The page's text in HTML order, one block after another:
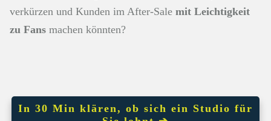
verkürzen und Kunden im After-Sale mit Leichtigkeit
zu Fans machen könnten?
In 30 Min klären, ob sich ein Studio für